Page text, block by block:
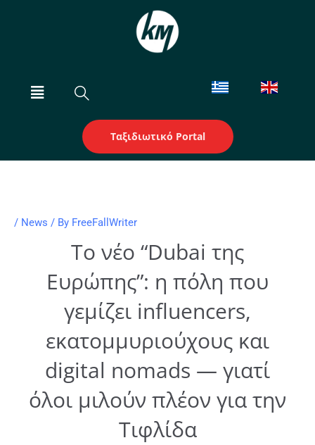
Menu
Ταξιδιωτικό Portal
/ News / By FreeFallWriter
Το νέο “Dubai της
Ευρώπης”: η πόλη που
γεμίζει influencers,
εκατομμυριούχους και
digital nomads — γιατί
όλοι μιλούν πλέον για την
Τιφλίδα